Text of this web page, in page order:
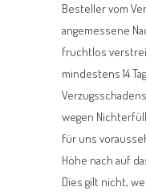
Besteller vom
angemessene
fruchtlos
mindestens 14
wegen
für uns
Höhe nach auf
Dies gilt nicht,